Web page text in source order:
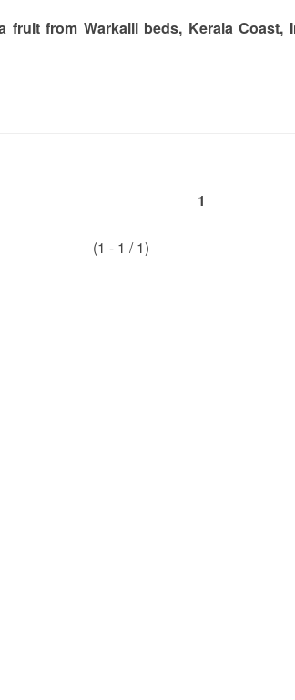
fruit from Warkalli beds, Kerala Coast,
1
(1 - 1 / 1)